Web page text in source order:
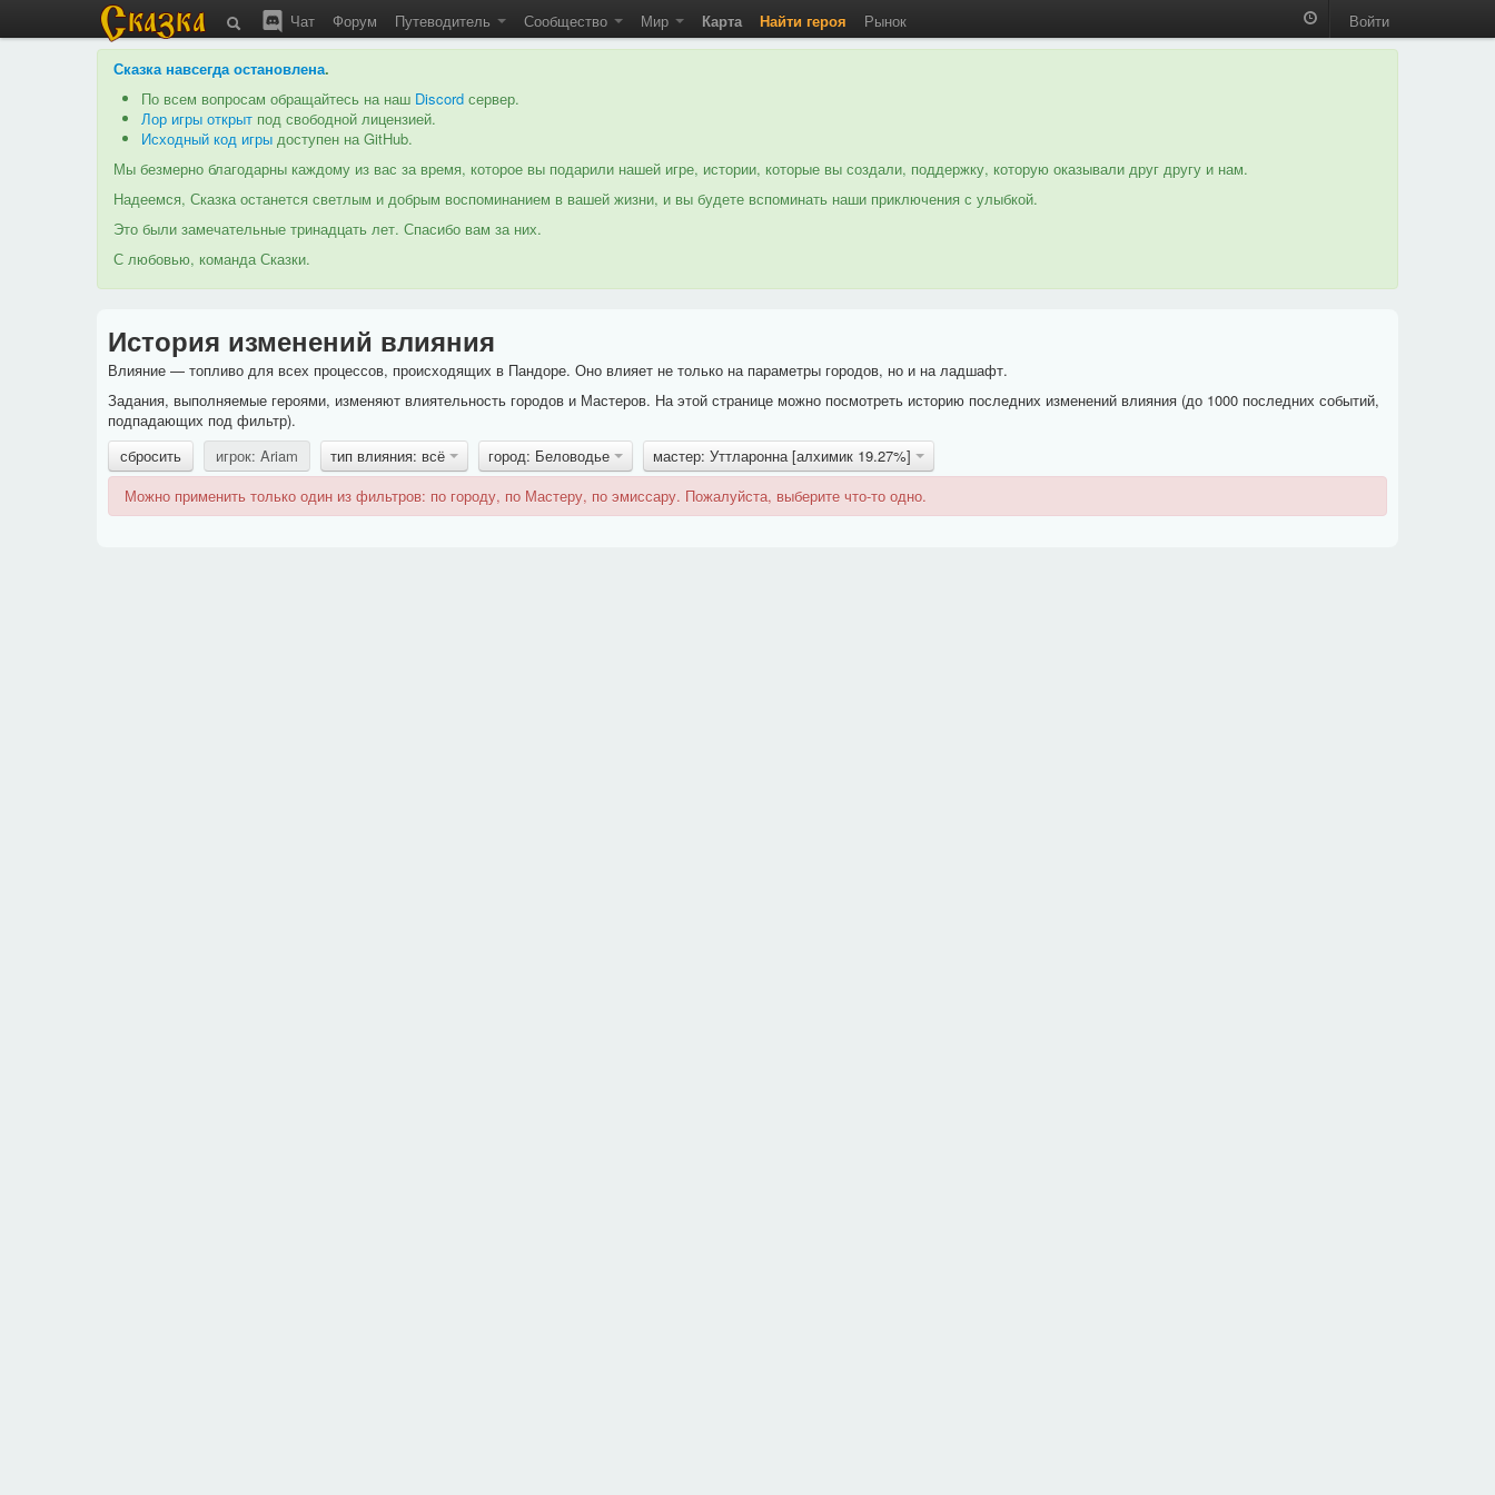
Чат Форум Путеводитель Сообщество Мир Карта Найти героя Рынок Войти
Сказка навсегда остановлена.
По всем вопросам обращайтесь на наш Discord сервер.
Лор игры открыт под свободной лицензией.
Исходный код игры доступен на GitHub.
Мы безмерно благодарны каждому из вас за время, которое вы подарили нашей игре, истории, которые вы создали, поддержку, которую оказывали друг другу и нам.
Надеемся, Сказка останется светлым и добрым воспоминанием в вашей жизни, и вы будете вспоминать наши приключения с улыбкой.
Это были замечательные тринадцать лет. Спасибо вам за них.
С любовью, команда Сказки.
История изменений влияния
Влияние — топливо для всех процессов, происходящих в Пандоре. Оно влияет не только на параметры городов, но и на ладшафт.
Задания, выполняемые героями, изменяют влиятельность городов и Мастеров. На этой странице можно посмотреть историю последних изменений влияния (до 1000 последних событий,
подпадающих под фильтр).
сбросить
игрок: Ariam тип влияния: всё город: Беловодье
мастер: Уттларонна [алхимик 19.27%]
Можно применить только один из фильтров: по городу, по Мастеру, по эмиссару. Пожалуйста, выберите что-то одно.